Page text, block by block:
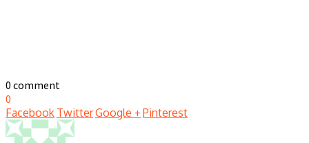
0 comment
0
Facebook TwitterGoogle + Pinterest